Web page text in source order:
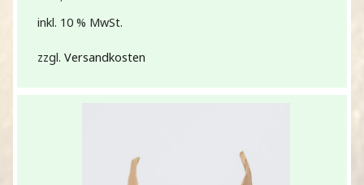
inkl. 10 % MwSt.
zzgl.Versandkosten